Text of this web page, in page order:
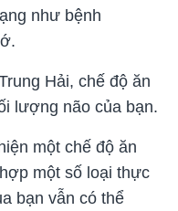
như bệnh
Hải, chế độ ăn
lượng não của bạn.
một chế độ ăn
một số loại thực
bạn vẫn có thể